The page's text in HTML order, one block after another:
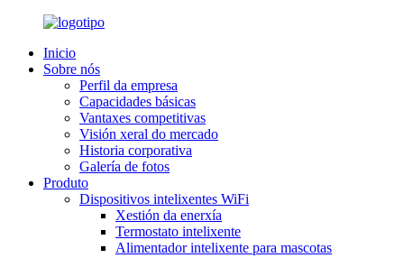
Inicio
Sobre nós
Perfil da empresa
Capacidades básicas
Vantaxes competitivas
Visión xeral do mercado
Historia corporativa
Galería de fotos
Produto
Dispositivos intelixentes WiFi
Xestión da enerxía
Termostato intelixente
Alimentador intelixente para mascotas